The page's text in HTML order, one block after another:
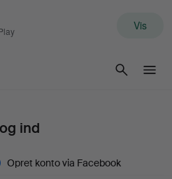
Vis
ind
Opret konto via Facebook